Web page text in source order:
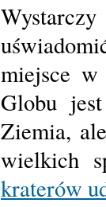
miejsce w
Globu
Ziemia,
wielkich
kraterów